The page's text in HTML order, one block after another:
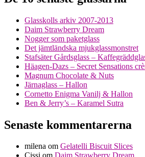
Glasskolls arkiv 2007-2013
Daim Strawberry Dream
Nogger som paketglass
Det jämtländska mjukglassmonstret
Stafsäter Gårdsglass –
Häagen-Dazs – Secret Sensations
Magnum Chocolate & Nuts
Järnaglass – Hallon
Cornetto Enigma Vanilj & Hallon
Ben & Jerry’s – Karamel Sutra
Senaste kommentarerna
milena om Gelatelli Biscuit Slices